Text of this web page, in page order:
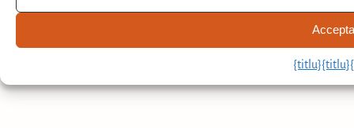
{titlu}{titlu}
Rezervare prin telefon